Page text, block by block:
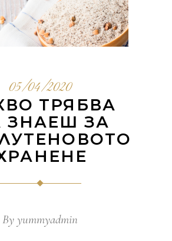
05/04/2020
ТРЯБВА
ЗНАЕШ ЗА
By yummyadmin